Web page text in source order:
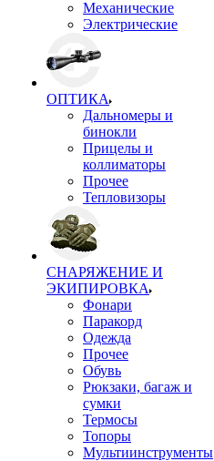
Механические
Электрические
ОПТИКА
Дальномеры и
бинокли
Прицелы и
коллиматоры
Прочее
Тепловизоры
СНАРЯЖЕНИЕ И
ЭКИПИРОВКА
Фонари
Паракорд
Одежда
Прочее
Обувь
Рюкзаки, багаж и
сумки
Термосы
Топоры
Мультиинструменты